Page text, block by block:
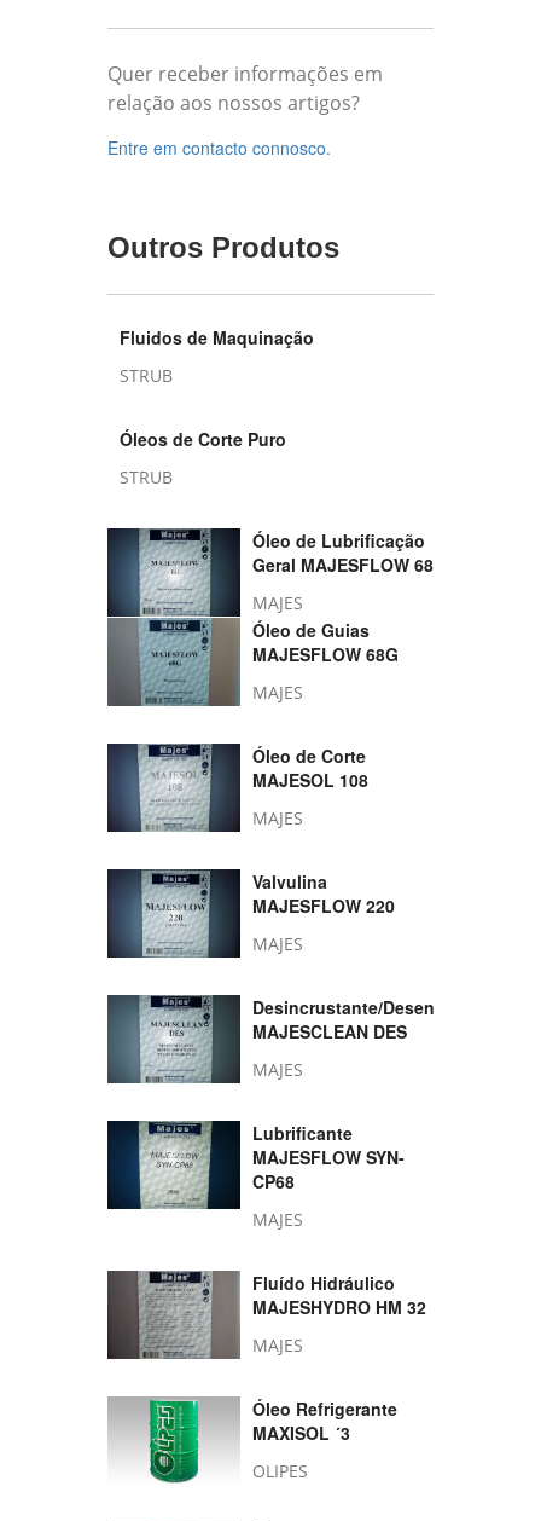
Quer receber informações em
relação aos nossos artigos?
Entre em contacto connosco.
Outros Produtos
Fluidos de Maquinação
STRUB
Óleos de Corte Puro
STRUB
Óleo de Lubrificação
Geral MAJESFLOW 68
MAJES
Óleo de Guias
MAJESFLOW 68G
MAJES
Óleo de Corte
MAJESOL 108
MAJES
Valvulina
MAJESFLOW 220
MAJES
Desincrustante/Desengordurante
MAJESCLEAN DES
MAJES
Lubrificante
MAJESFLOW SYN-
CP68
MAJES
Fluído Hidráulico
MAJESHYDRO HM 32
MAJES
Óleo Refrigerante
MAXISOL ´3
OLIPES